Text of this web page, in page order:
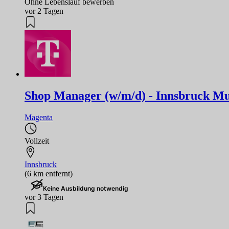
Ohne Lebenslauf bewerben
vor 2 Tagen
Shop Manager (w/m/d) - Innsbruck
Magenta
Vollzeit
Innsbruck
(6 km entfernt)
Keine Ausbildung notwendig
vor 3 Tagen